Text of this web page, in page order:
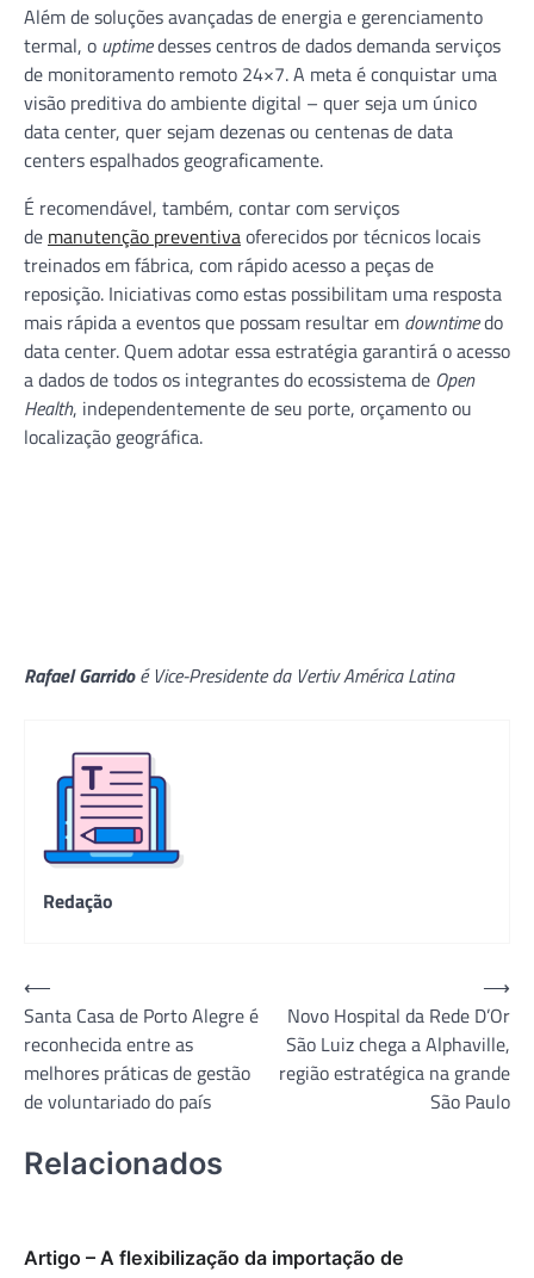
Além de soluções avançadas de energia e gerenciamento
termal, o uptimedesses centros de dados demanda serviços
de monitoramento remoto 24×7. A meta é conquistar uma
visão preditiva do ambiente digital – quer seja um único
data center, quer sejam dezenas ou centenas de data
centers espalhados geograficamente.
É recomendável, também, contar com serviços
de manutenção preventivaoferecidos por técnicos locais
treinados em fábrica, com rápido acesso a peças de
reposição. Iniciativas como estas possibilitam uma resposta
mais rápida a eventos que possam resultar em downtimedo
data center. Quem adotar essa estratégia garantirá o acesso
a dados de todos os integrantes do ecossistema de Open
Health, independentemente de seu porte, orçamento ou
localização geográfica.
Rafael Garridoé Vice-Presidente da Vertiv América Latina
Redação
Navegação
de
Post
⟵
Santa Casa de Porto Alegre é
reconhecida entre as
melhores práticas de gestão
de voluntariado do país
Novo Hospital da Rede D’Or
São Luiz chega a Alphaville,
região estratégica na grande
São Paulo
⟶
Relacionados
Artigo – A flexibilização da importação de